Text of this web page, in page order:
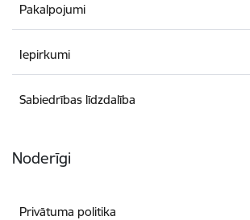
Pakalpojumi
Iepirkumi
Sabiedrības līdzdalība
Noderīgi
Privātuma politika